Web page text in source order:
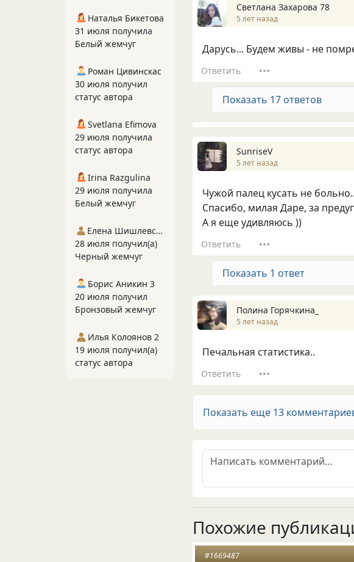
Светлана Захарова 78
5 лет назад
Дарусь... Будем живы - не
Ответить
Показать 17 ответов
SunriseV
5 лет назад
Чужой палец кусать не
Спасибо, милая Даре, за
А я еще удивляюсь ))
Ответить
Показать 1 ответ
Полина Горячкина_
5 лет назад
Печальная статистика..
Ответить
Показать еще 13
Похожие
#1669487
Наталья Бикетова
31 июля получила
Белый жемчуг
Роман Цивинскас
30 июля получил
статус автора
Svetlana Efimova
29 июля получила
статус автора
Irina Razgulina
29 июля получила
Белый жемчуг
Елена Шишлевская
28 июля получил(а)
Черный жемчуг
Борис Аникин 3
20 июля получил
Бронзовый жемчуг
Илья Колоянов 2
19 июля получил(а)
статус автора